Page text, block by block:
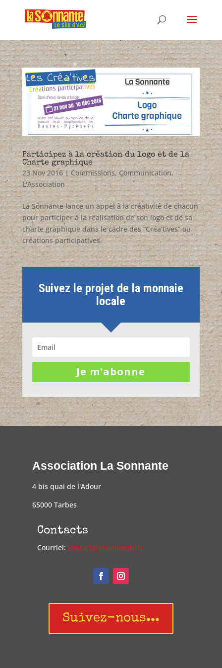
Participez à la création du logo et de la
Charte graphique
23 Nov 2016|Commissions,Communication,
L'Association
La Sonnante lance un appel à la créativité de chacun
pour participer à la réalisation de son logo et de sa
charte graphique dans le cadre des “Créa’tives” ou
créations participatives.
Suivez le projet de la monnaie
locale
Je m'abonne
Association La Sonnante
4 bis quai de l'Adour
65000 Tarbes
Contacts
Courriel: contact@lasonnante.fr
Suivez-nous...